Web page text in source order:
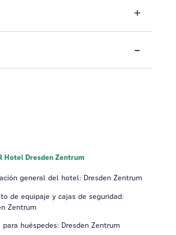
Hotel Dresden Zentrum
general del hotel: Dresden Zentrum
de equipaje y cajas de seguridad:
Zentrum
para huéspedes: Dresden Zentrum